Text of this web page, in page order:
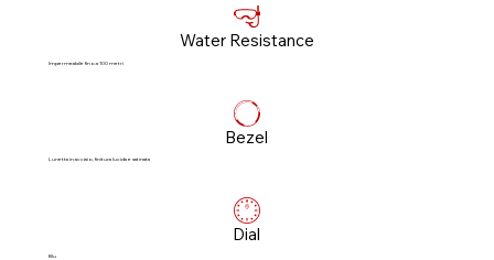
Water Resistance
Impermeabile fino a 100 metri
Bezel
Lunetta in acciaio, finitura lucida e satinata
Dial
Blu